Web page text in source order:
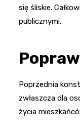
się śliskie.
publicznymi.
Poprzednia
zwłaszcza dla
życia